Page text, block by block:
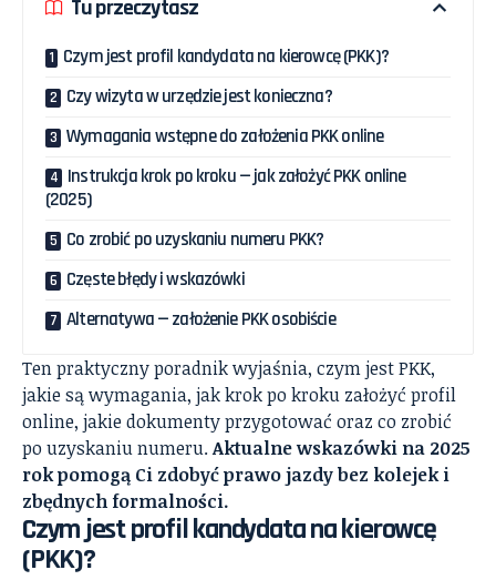
Tu przeczytasz
Czym jest profil kandydata na kierowcę (PKK)?
Czy wizyta w urzędzie jest konieczna?
Wymagania wstępne do założenia PKK online
Instrukcja krok po kroku — jak założyć PKK online
(2025)
Co zrobić po uzyskaniu numeru PKK?
Częste błędy i wskazówki
Alternatywa — założenie PKK osobiście
Ten praktyczny poradnik wyjaśnia, czym jest PKK,
jakie są wymagania, jak krok po kroku założyć profil
online, jakie dokumenty przygotować oraz co zrobić
po uzyskaniu numeru.Aktualne wskazówki na 2025
rok pomogą Ci zdobyć prawo jazdy bez kolejek i
zbędnych formalności.
Czym jest profil kandydata na kierowcę
(PKK)?